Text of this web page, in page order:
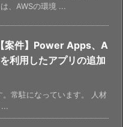
、AWSの環境 ...
案件】Power Apps、A
利用したアプリの追加
。常駐になっています。 人材